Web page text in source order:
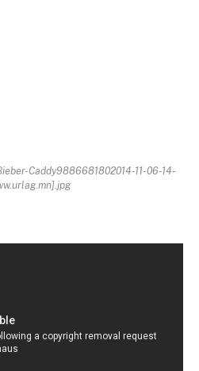
Caddy9886681802014-11-06-14-